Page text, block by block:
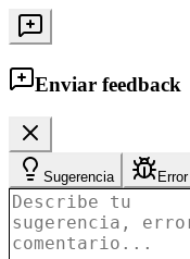
Enviar feedback
Sugerencia Error